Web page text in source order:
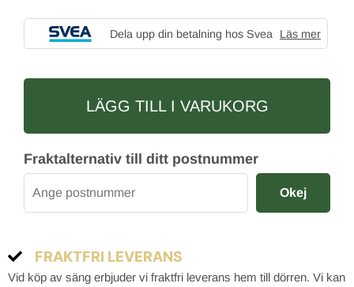
Dela upp din betalning hos Svea Läs mer
LÄGG TILL I VARUKORG
Fraktalternativ till ditt postnummer
Okej
FRAKTFRI LEVERANS
Vid köp av säng erbjuder vi fraktfri leverans hem till dörren. Vi kan